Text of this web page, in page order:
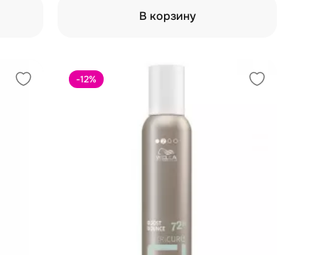
В корзину
-12%